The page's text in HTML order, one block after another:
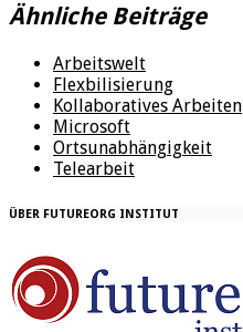
Ähnliche Beiträge
Arbeitswelt
Flexbilisierung
Kollaboratives Arbeiten
Microsoft
Ortsunabhängigkeit
Telearbeit
ÜBER FUTUREORG INSTITUT